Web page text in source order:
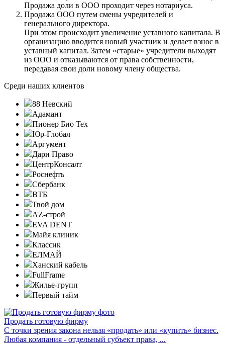
Продажа доли в ООО проходит через нотариуса.
Продажа ООО путем смены учредителей и
генерального директора.
При этом происходит увеличение уставного капитала. В
организацию вводится новый участник и делает взнос в
уставный капитал. Затем «старые» учредители выходят
из ООО и отказываются от права собственности,
передавая свои доли новому члену общества.
Среди наших клиентов
88 Невский
Адамант
Пионер Био Тех
Юр-Глобал
Аргумент
Дари Право
ЦентрКонсалт
Роснефть
Сбербанк
ВТБ
Твой дом
AZ-строй
EVA DENT
Майя клиник
Классик
ЕЛМАЙ
Ханский кабель
FullFrame
Жилье-групп
Первый тайм
Продать готовую фирму
С точки зрения закона нельзя «продать» или «купить» бизнес.
Любая компания - отдельный субъект права, ...